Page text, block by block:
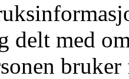
delt med